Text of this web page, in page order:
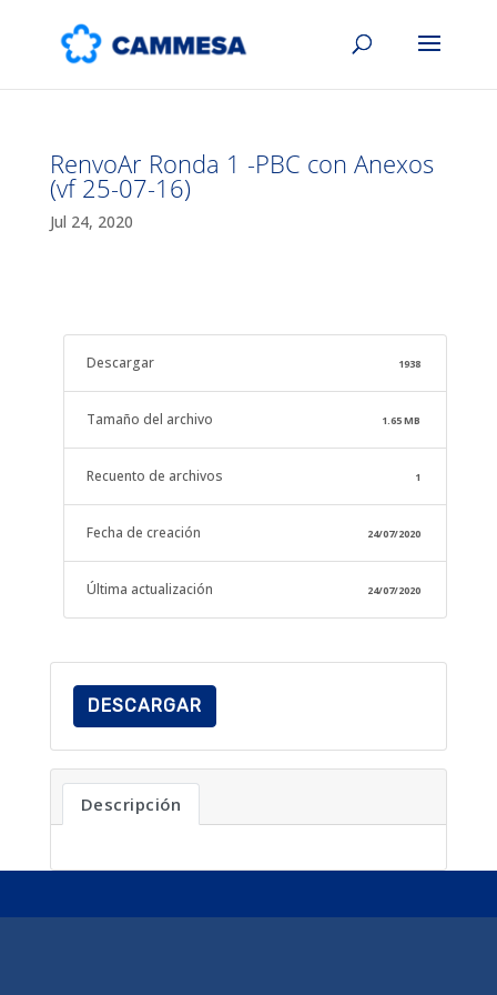
RenvoAr Ronda 1 -PBC con Anexos
(vf 25-07-16)
Jul 24, 2020
Descargar 1938
Tamaño del archivo 1.65 MB
Recuento de archivos 1
Fecha de creación 24/07/2020
Última actualización 24/07/2020
DESCARGAR
Descripción